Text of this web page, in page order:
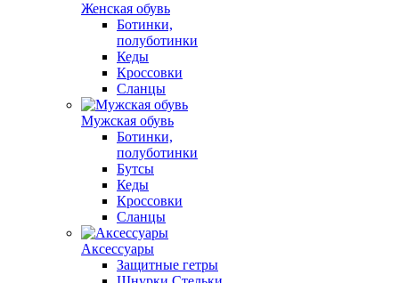
Женская обувь
Ботинки,
полуботинки
Кеды
Кроссовки
Сланцы
Мужская обувь
Ботинки,
полуботинки
Бутсы
Кеды
Кроссовки
Сланцы
Аксессуары
Защитные гетры